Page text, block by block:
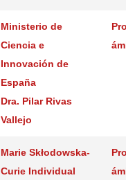
Ministerio de
Ciencia e
Innovación de
España
Dra. Pilar Rivas
Vallejo
Marie Skłodowska-
Curie Individual